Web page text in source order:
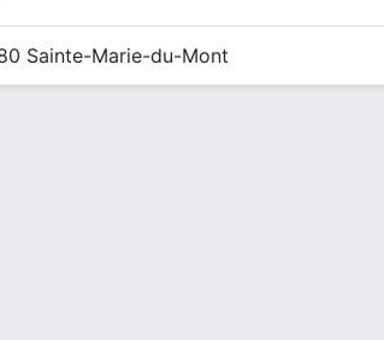
Sainte-Marie-du-Mont